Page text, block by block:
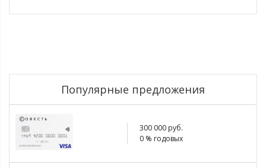
Популярные предложения
300 000 руб.
0 % годовых